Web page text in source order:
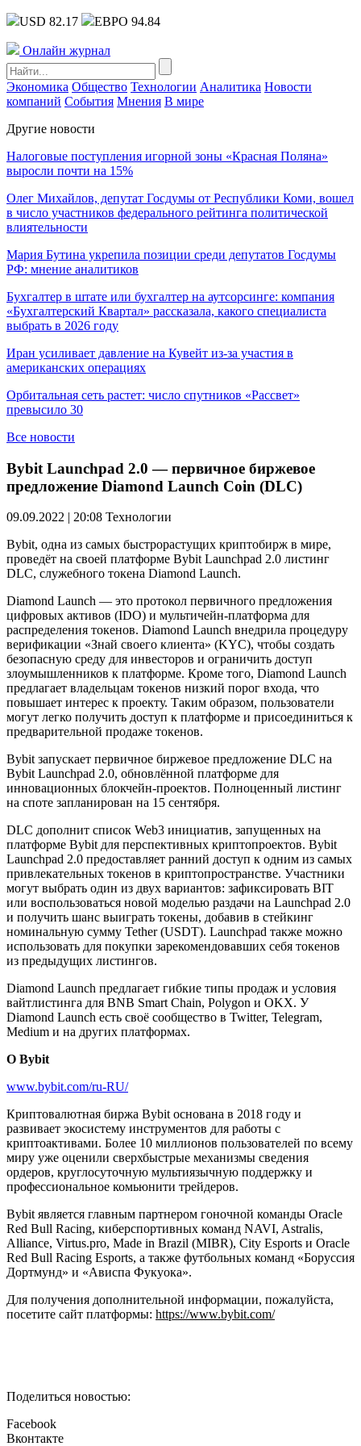
USD 82.17 ЕВРО 94.84
Онлайн журнал
Экономика Общество Технологии Аналитика Новости
компаний События Мнения В мире
Другие новости
Налоговые поступления игорной зоны «Красная Поляна»
выросли почти на 15%
Олег Михайлов, депутат Госдумы от Республики Коми, вошел
в число участников федерального рейтинга политической
влиятельности
Мария Бутина укрепила позиции среди депутатов Госдумы
РФ: мнение аналитиков
Бухгалтер в штате или бухгалтер на аутсорсинге: компания
«Бухгалтерский Квартал» рассказала, какого специалиста
выбрать в 2026 году
Иран усиливает давление на Кувейт из-за участия в
американских операциях
Орбитальная сеть растет: число спутников «Рассвет»
превысило 30
Все новости
Bybit Launchpad 2.0 — первичное биржевое
предложение Diamond Launch Coin (DLC)
09.09.2022 | 20:08 Технологии
Bybit, одна из самых быстрорастущих криптобирж в мире,
проведёт на своей платформе Bybit Launchpad 2.0 листинг
DLC, служебного токена Diamond Launch.
Diamond Launch — это протокол первичного предложения
цифровых активов (IDO) и мультичейн-платформа для
распределения токенов. Diamond Launch внедрила процедуру
верификации «Знай своего клиента» (KYC), чтобы создать
безопасную среду для инвесторов и ограничить доступ
злоумышленников к платформе. Кроме того, Diamond Launch
предлагает владельцам токенов низкий порог входа, что
повышает интерес к проекту. Таким образом, пользователи
могут легко получить доступ к платформе и присоединиться к
предварительной продаже токенов.
Bybit запускает первичное биржевое предложение DLC на
Bybit Launchpad 2.0, обновлённой платформе для
инновационных блокчейн-проектов. Полноценный листинг
на споте запланирован на 15 сентября.
DLC дополнит список Web3 инициатив, запущенных на
платформе Bybit для перспективных криптопроектов. Bybit
Launchpad 2.0 предоставляет ранний доступ к одним из самых
привлекательных токенов в криптопространстве. Участники
могут выбрать один из двух вариантов: зафиксировать BIT
или воспользоваться новой моделью раздачи на Launchpad 2.0
и получить шанс выиграть токены, добавив в стейкинг
номинальную сумму Tether (USDT). Launchpad также можно
использовать для покупки зарекомендовавших себя токенов
из предыдущих листингов.
Diamond Launch предлагает гибкие типы продаж и условия
вайтлистинга для BNB Smart Chain, Polygon и OKX. У
Diamond Launch есть своё сообщество в Twitter, Telegram,
Medium и на других платформах.
О Bybit
www.bybit.com/ru-RU/
Криптовалютная биржа Bybit основана в 2018 году и
развивает экосистему инструментов для работы с
криптоактивами. Более 10 миллионов пользователей по всему
миру уже оценили сверхбыстрые механизмы сведения
ордеров, круглосуточную мультиязычную поддержку и
профессиональное комьюнити трейдеров.
Bybit является главным партнером гоночной команды Oracle
Red Bull Racing, киберспортивных команд NAVI, Astralis,
Alliance, Virtus.pro, Made in Brazil (MIBR), City Esports и Oracle
Red Bull Racing Esports, а также футбольных команд «Боруссия
Дортмунд» и «Ависпа Фукуока».
Для получения дополнительной информации, пожалуйста,
посетите сайт платформы: https://www.bybit.com/
Поделиться новостью:
Facebook
Вконтакте